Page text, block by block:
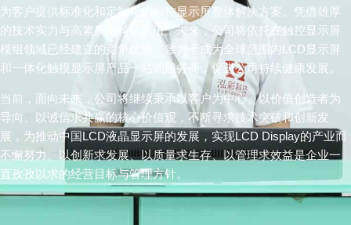
为客户提供标准化和定制化的触控显示屏整体解决方案。凭借雄厚
的技术实力与高素质的科研队伍。未来，公司将依托在触控显示屏
模组领域已经建立的竞争优势，致力于成为全球范围内LCD显示屏
和一体化触摸显示屏产品一站式服务商，促进公司持续健康发展。
当前，面向未来，公司将继续秉承以客户为中心、以价值创造者为
导向、以诚信求共赢的核心价值观，不断寻求技术突破和创新发
展，为推动中国LCD液晶显示屏的发展，实现LCD Display的产业而
不懈努力。以创新求发展、以质量求生存、以管理求效益是企业一
直孜孜以求的经营目标与管理方针。